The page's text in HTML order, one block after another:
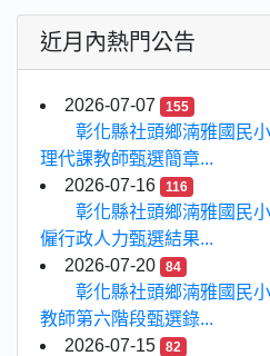
近月內熱門公告
2026-07-07 155
彰化縣社頭鄉湳雅國民
理代課教師甄選簡章...
2026-07-16
116
彰化縣社頭鄉湳雅國民
僱行政人力甄選結果...
2026-07-20
84
彰化縣社頭鄉湳雅國民
教師第六階段甄選錄...
2026-07-15
82